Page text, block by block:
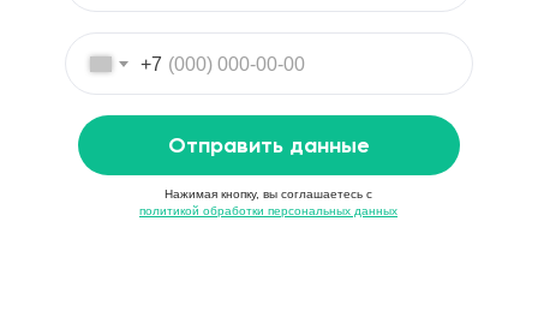
Нажимая кнопку, вы соглашаетесь с
политикой обработки персональных данных
+7
Отправить данные